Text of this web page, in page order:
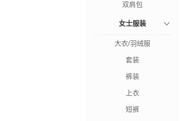
双肩包
女士服装
大衣/羽绒服
套装
裤装
上衣
短裤